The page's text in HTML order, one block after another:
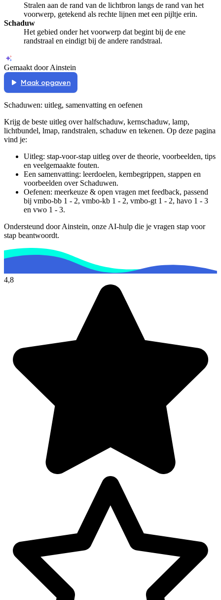
Stralen aan de rand van de lichtbron langs de rand van het
voorwerp, getekend als rechte lijnen met een pijltje erin.
Schaduw
Het gebied onder het voorwerp dat begint bij de ene
randstraal en eindigt bij de andere randstraal.
Gemaakt door Ainstein
Maak opgaven
Schaduwen: uitleg, samenvatting en oefenen
Krijg de beste uitleg over halfschaduw, kernschaduw, lamp,
lichtbundel, lmap, randstralen, schaduw en tekenen. Op deze pagina
vind je:
Uitleg: stap-voor-stap uitleg over de theorie, voorbeelden, tips
en veelgemaakte fouten.
Een samenvatting: leerdoelen, kernbegrippen, stappen en
voorbeelden over Schaduwen.
Oefenen: meerkeuze & open vragen met feedback, passend
bij vmbo-bb 1 - 2, vmbo-kb 1 - 2, vmbo-gt 1 - 2, havo 1 - 3
en vwo 1 - 3.
Ondersteund door Ainstein, onze AI-hulp die je vragen stap voor
stap beantwoordt.
4,8